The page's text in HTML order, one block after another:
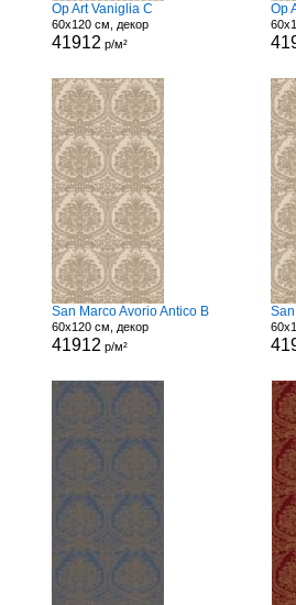
Op Art Vaniglia C
60x120 см, декор
41912 р/м²
Op
San Marco Avorio Antico B
60x120 см, декор
41912 р/м²